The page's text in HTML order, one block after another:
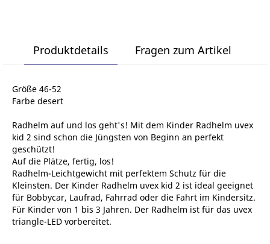
Produktdetails Fragen zum Artikel
Größe 46-52
Farbe desert
Radhelm auf und los geht's! Mit dem Kinder Radhelm uvex
kid 2 sind schon die Jüngsten von Beginn an perfekt
geschützt!
Auf die Plätze, fertig, los!
Radhelm-Leichtgewicht mit perfektem Schutz für die
Kleinsten. Der Kinder Radhelm uvex kid 2 ist ideal geeignet
für Bobbycar, Laufrad, Fahrrad oder die Fahrt im Kindersitz.
Für Kinder von 1 bis 3 Jahren. Der Radhelm ist für das uvex
triangle-LED vorbereitet.